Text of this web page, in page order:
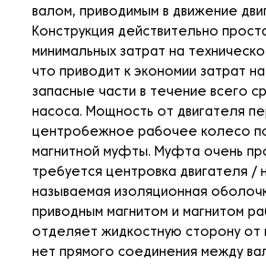
валом, приводимым в движение
Конструкция действительно
минимальных затрат на
что приводит к экономии затрат
запасные части в течение всего
насоса. Мощность от двигателя
центробежное рабочее колесо
магнитной муфты. Муфта очень
требуется центровка двигателя /
называемая изоляционная
приводным магнитом и магнитом
отделяет жидкостную сторону от
нет прямого соединения между